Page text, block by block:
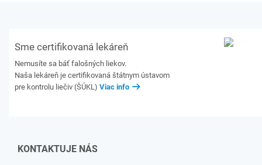
Sme certifikovaná lekáreň
Nemusíte sa báť falošných liekov.
Naša lekáreň je certifikovaná štátnym ústavom
pre kontrolu liečiv (ŠÚKL) Viac info
KONTAKTUJE NÁS